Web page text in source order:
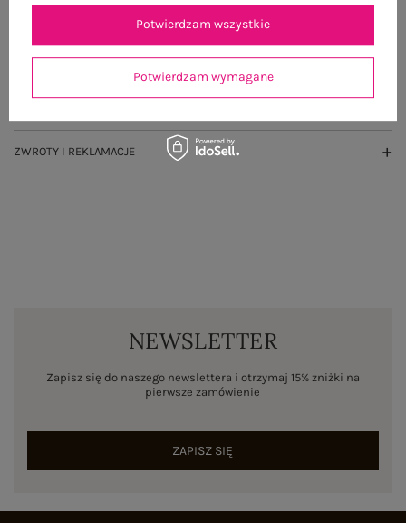
ZWROTY I REKLAMACJE
NEWSLETTER
Zapisz się do naszego newslettera i otrzymaj 15% zniżki na
pierwsze zamówienie
ZAPISZ SIĘ
Potwierdzam wymagane
Potwierdzam wszystkie